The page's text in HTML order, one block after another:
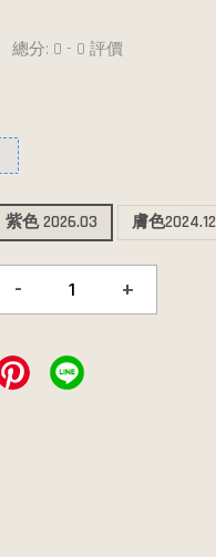
總分: 0 - 0 評價
紫色 2026.03 膚色2024.12
- +